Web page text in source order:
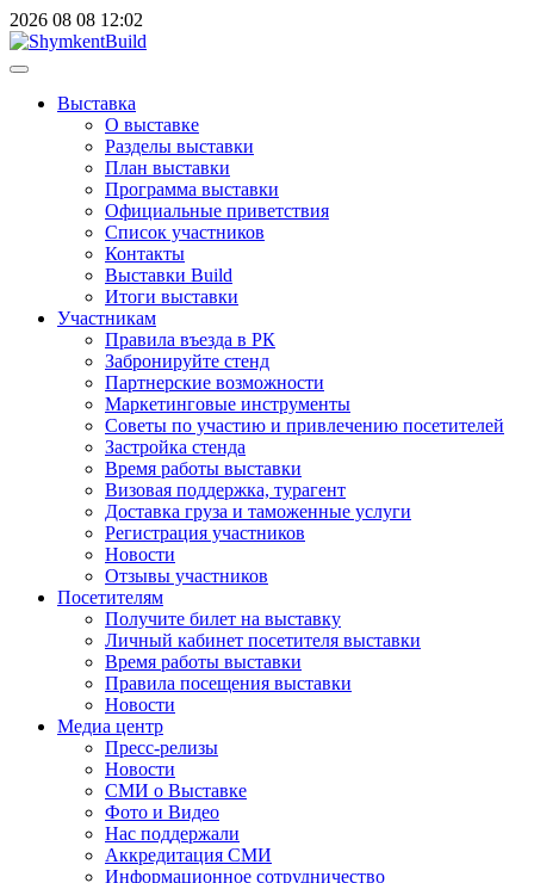
2026 08 08 12:02
Выставка
О выставке
Разделы выставки
План выставки
Программа выставки
Официальные приветствия
Cписок участников
Контакты
Выставки Build
Итоги выставки
Участникам
Правила въезда в РК
Забронируйте стенд
Партнерские возможности
Маркетинговые инструменты
Советы по участию и привлечению посетителей
Застройка стенда
Время работы выставки
Визовая поддержка, турагент
Доставка груза и таможенные услуги
Регистрация участников
Новости
Отзывы участников
Посетителям
Получите билет на выставку
Личный кабинет посетителя выставки
Время работы выставки
Правила посещения выставки
Новости
Медиа центр
Пресс-релизы
Новости
СМИ о Выставке
Фото и Видео
Нас поддержали
Аккредитация СМИ
Информационное сотрудничество